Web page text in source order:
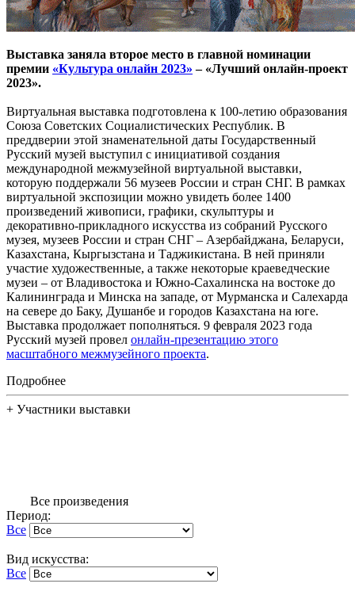
Выставка заняла второе место в главной номинации
премии «Культура онлайн 2023» – «Лучший онлайн-проект
2023».
Виртуальная выставка подготовлена к 100-летию образования
Союза Советских Социалистических Республик. В
преддверии этой знаменательной даты Государственный
Русский музей выступил с инициативой создания
международной межмузейной виртуальной выставки,
которую поддержали 56 музеев России и стран СНГ. В рамках
виртуальной экспозиции можно увидеть более 1400
произведений живописи, графики, скульптуры и
декоративно-прикладного искусства из собраний Русского
музея, музеев России и стран СНГ – Азербайджана, Беларуси,
Казахстана, Кыргызстана и Таджикистана. В ней приняли
участие художественные, а также некоторые краеведческие
музеи – от Владивостока и Южно-Сахалинска на востоке до
Калининграда и Минска на западе, от Мурманска и Салехарда
на севере до Баку, Душанбе и городов Казахстана на юге.
Выставка продолжает пополняться. 9 февраля 2023 года
Русский музей провел онлайн-презентацию этого
масштабного межмузейного проекта.
Подробнее
+ Участники выставки
Все произведения
Период:
Все
Вид искусства:
Все